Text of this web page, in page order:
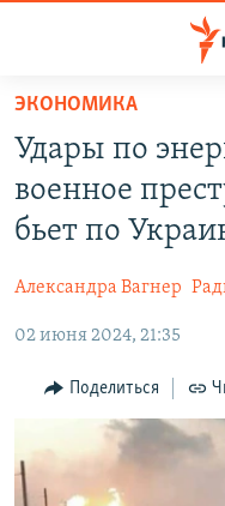
Вернуться
основному
содержанию
Вернутся
главной
навигации
Вернутся
поиску
СПЕЦПРОЕКТЫ
11 ЛЕТ ОККУПАЦИИ
ВОДА
ЕЩЕ
ИНТЕРАКТИВ
ИНФОГРАФИКА
ТЕЛЕПРОЕКТ
СОВЕТЫ
РАДІО СВОБОДА
КАК ОБОЙТИ
Українською
Qırımtatar
ЭКОНОМИКА
Удары по
военное
бьет по
Александра Вагнер
02 июня 2024, 21:35
Поделиться